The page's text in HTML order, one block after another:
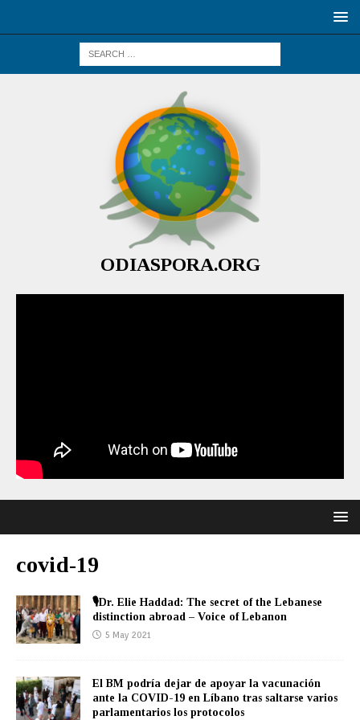
ODIASPORA.ORG
covid-19
🎙Dr. Elie Haddad: The secret of the Lebanese
distinction abroad – Voice of Lebanon
5 May 2021
El BM podría dejar de apoyar la vacunación
ante la COVID-19 en Líbano tras saltarse varios
parlamentarios los protocolos